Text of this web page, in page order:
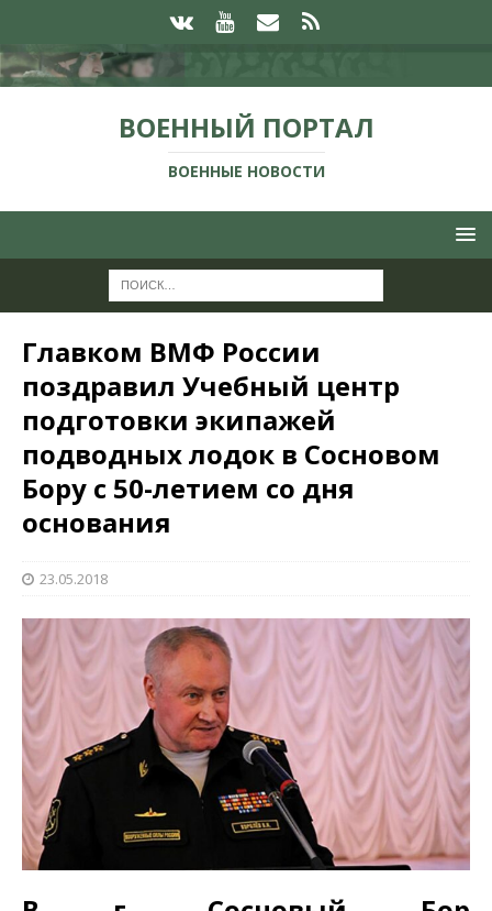
ВОЕННЫЙ ПОРТАЛ
ВОЕННЫЕ НОВОСТИ
Главком ВМФ России
поздравил Учебный центр
подготовки экипажей
подводных лодок в Сосновом
Бору с 50-летием со дня
основания
23.05.2018